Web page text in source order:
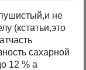
не
(кстатьи,это
сахарной
12 % а